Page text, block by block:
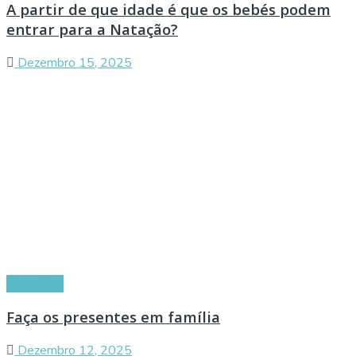
A partir de que idade é que os bebés podem
entrar para a Natação?
Dezembro 15, 2025
Faça os presentes em família
Dezembro 12, 2025